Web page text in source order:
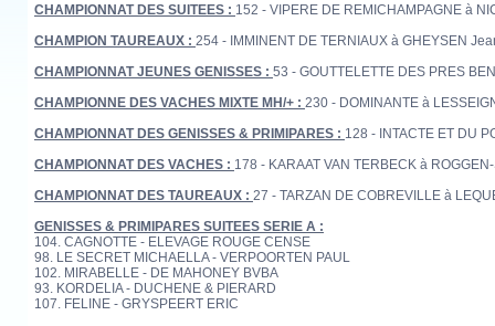
CHAMPIONNAT DES SUITEES : 152 - VIPERE DE REMICHAMPAGNE à
CHAMPION TAUREAUX : 254 - IMMINENT DE TERNIAUX à GHEYSEN
CHAMPIONNAT JEUNES GENISSES : 53 - GOUTTELETTE DES PRES
CHAMPIONNE DES VACHES MIXTE MH/+ : 230 - DOMINANTE à
CHAMPIONNAT DES GENISSES & PRIMIPARES : 128 - INTACTE ET DU
CHAMPIONNAT DES VACHES : 178 - KARAAT VAN TERBECK à
CHAMPIONNAT DES TAUREAUX : 27 - TARZAN DE COBREVILLE à
GENISSES & PRIMIPARES SUITEES SERIE A :
104. CAGNOTTE - ELEVAGE ROUGE CENSE
98. LE SECRET MICHAELLA - VERPOORTEN PAUL
102. MIRABELLE - DE MAHONEY BVBA
93. KORDELIA - DUCHENE & PIERARD
107. FELINE - GRYSPEERT ERIC